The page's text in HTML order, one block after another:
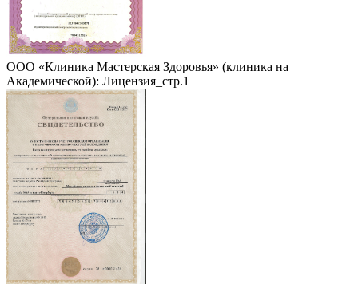
ООО «Клиника Мастерская Здоровья» (клиника на
Академической): Лицензия_стр.1